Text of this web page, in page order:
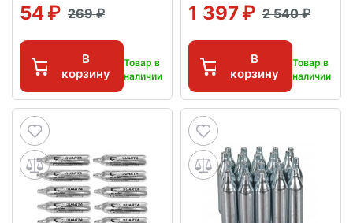
54 269
В
корзину
Товар в
наличии
1 397 2 540
В
корзину
Товар в
наличии